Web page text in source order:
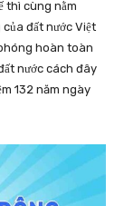
thì cùng nằm
đất nước Việt
hoàn toàn
nước cách đây
132 năm ngày